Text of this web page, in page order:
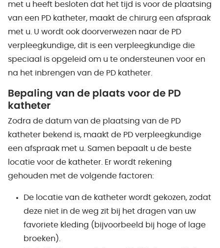
met u heeft besloten dat het tijd is voor de plaatsing
van een PD katheter, maakt de chirurg een afspraak
met u. U wordt ook doorverwezen naar de PD
verpleegkundige, dit is een verpleegkundige die
speciaal is opgeleid om u te ondersteunen voor en
na het inbrengen van de PD katheter.
Bepaling van de plaats voor de PD
katheter
Zodra de datum van de plaatsing van de PD
katheter bekend is, maakt de PD verpleegkundige
een afspraak met u. Samen bepaalt u de beste
locatie voor de katheter. Er wordt rekening
gehouden met de volgende factoren:
De locatie van de katheter wordt gekozen, zodat
deze niet in de weg zit bij het dragen van uw
favoriete kleding (bijvoorbeeld bij hoge of lage
broeken).